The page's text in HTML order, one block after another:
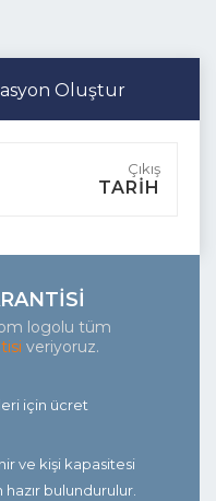
Oluştur
TARİH
logolu tüm
veriyoruz.
için ücret
ve kişi kapasitesi
hazır bulundurulur.